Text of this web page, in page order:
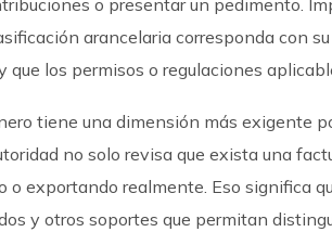
o presentar un pedimento.
arancelaria corresponda con
los permisos o regulaciones
tiene una dimensión más exigente
no solo revisa que exista una
o exportando realmente. Eso significa
y otros soportes que permitan